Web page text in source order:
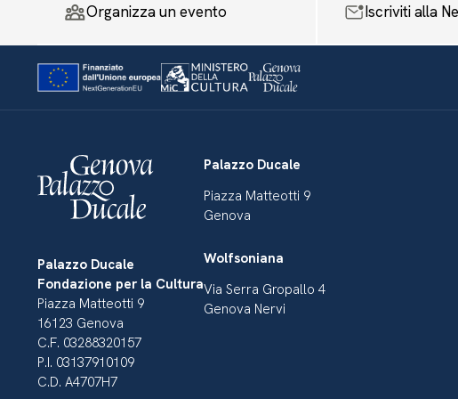
Organizza un evento Iscriviti alla
Palazzo Ducale
Fondazione per la Cultura
Piazza Matteotti 9
16123 Genova
C.F. 03288320157
P.I. 03137910109
C.D. A4707H7
Palazzo Ducale
Piazza Matteotti 9
Genova
Wolfsoniana
Via Serra Gropallo 4
Genova Nervi